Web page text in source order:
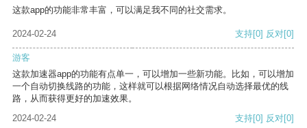
这款app的功能非常丰富，可以满足我不同的社交需求。
2024-02-24 支持[0] 反对[0]
游客
这款加速器app的功能有点单一，可以增加一些新功能。比如，可以增加
一个自动切换线路的功能，这样就可以根据网络情况自动选择最优的线
路，从而获得更好的加速效果。
2024-02-24
支持[0] 反对[0]